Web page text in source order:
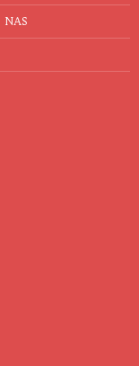
NAS